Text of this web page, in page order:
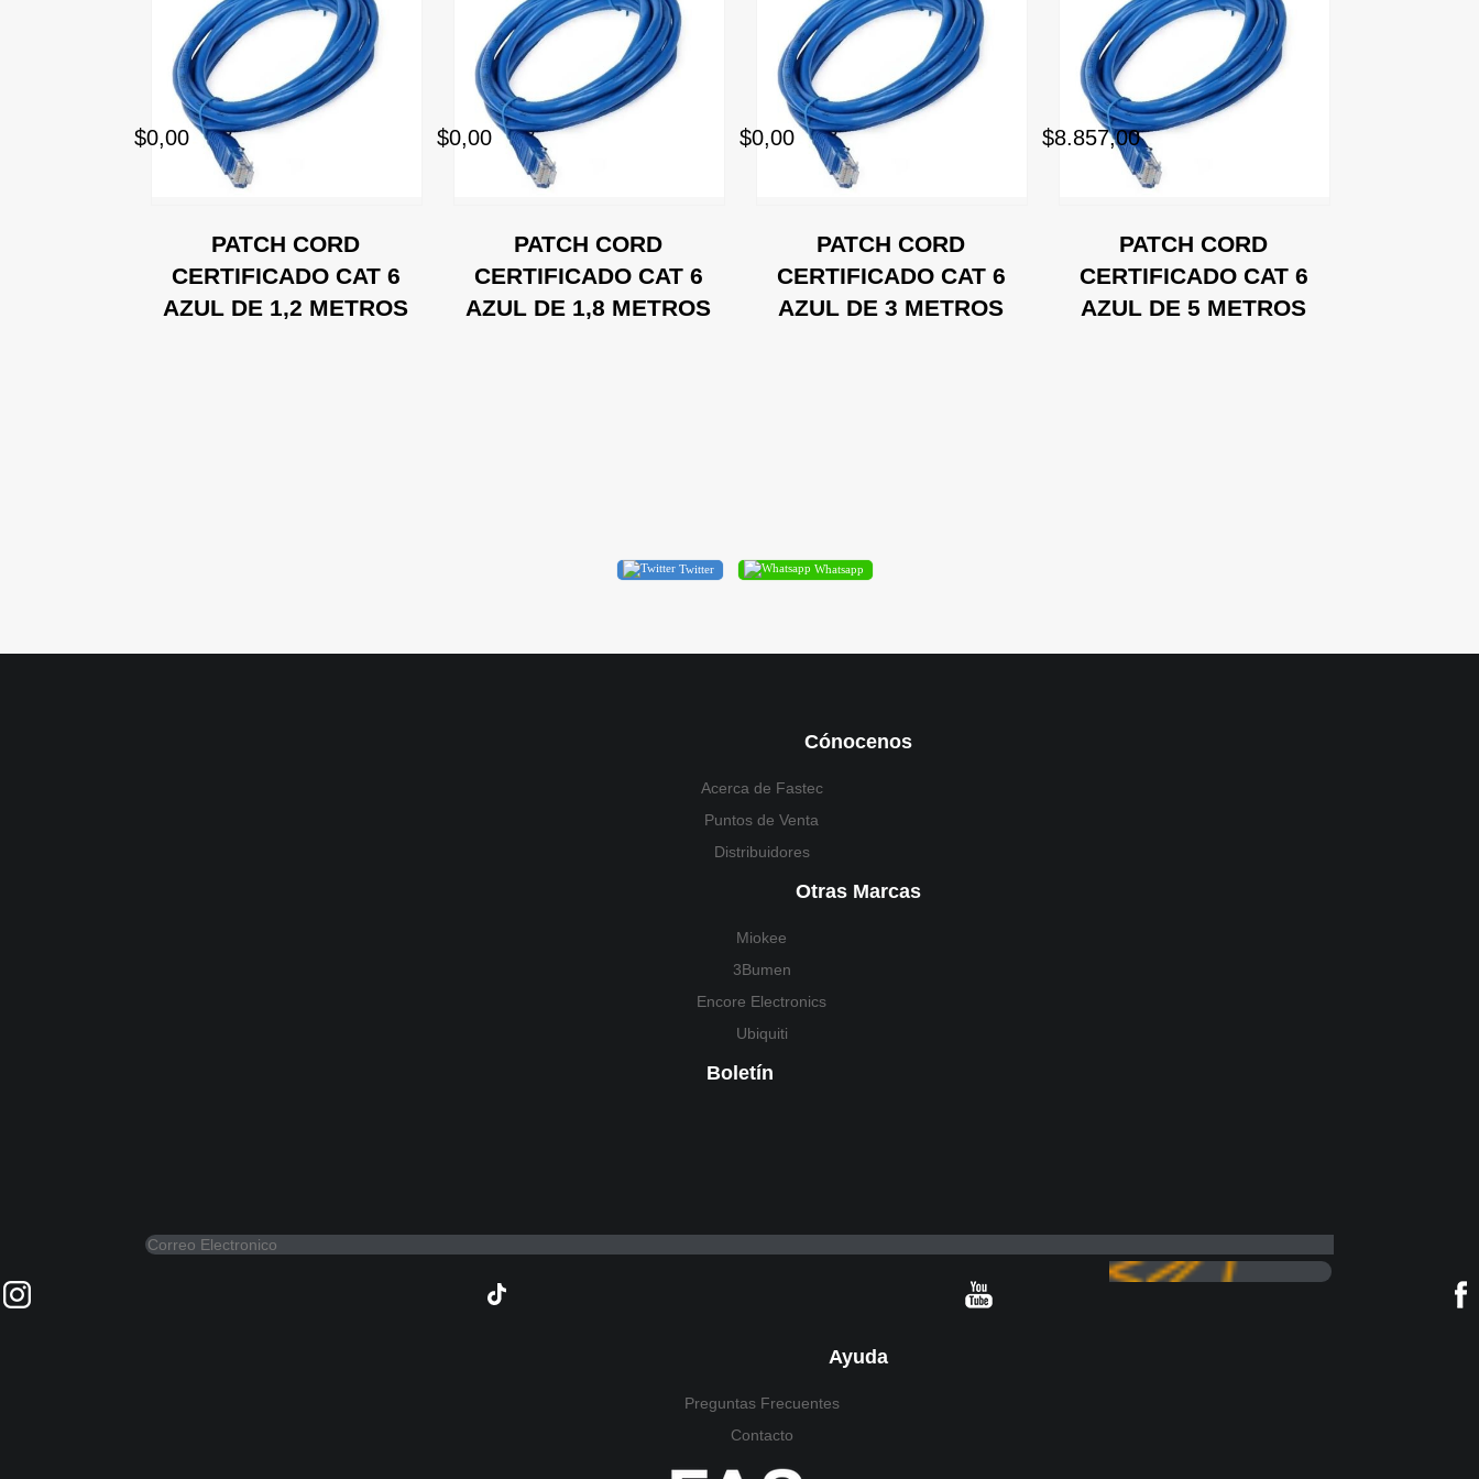
PATCH CORD
CERTIFICADO CAT 6
AZUL DE 1,2 METROS
$0,00
PATCH CORD
CERTIFICADO CAT 6
AZUL DE 1,8 METROS
$0,00
PATCH CORD
CERTIFICADO CAT 6
AZUL DE 3 METROS
$0,00
PATCH CORD
CERTIFICADO CAT 6
AZUL DE 5 METROS
$8.857,00
Twitter Whatsapp
Cónocenos
Acerca de Fastec
Puntos de Venta
Distribuidores
Otras Marcas
Miokee
3Bumen
Encore Electronics
Ubiquiti
Boletín
Ayuda
Preguntas Frecuentes
Contacto